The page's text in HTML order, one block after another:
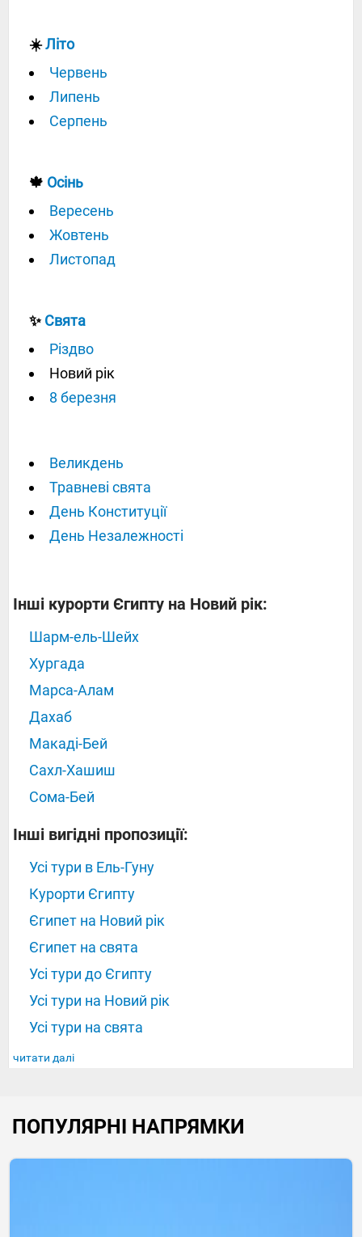
☀️Літо
Червень
Липень
Серпень
🍁 Осінь
Вересень
Жовтень
Листопад
✨Свята
Різдво
Новий рік
8 березня
Великдень
Травневі свята
День Конституції
День Незалежності
Інші курорти Єгипту на Новий рік:
Шарм-ель-Шейх
Хургада
Марса-Алам
Дахаб
Макаді-Бей
Сахл-Хашиш
Сома-Бей
Інші вигідні пропозиції:
Усі тури в Ель-Гуну
Курорти Єгипту
Єгипет на Новий рік
Єгипет на свята
Усі тури до Єгипту
Усі тури на Новий рік
Усі тури на свята
читати далі
ПОПУЛЯРНІ НАПРЯМКИ